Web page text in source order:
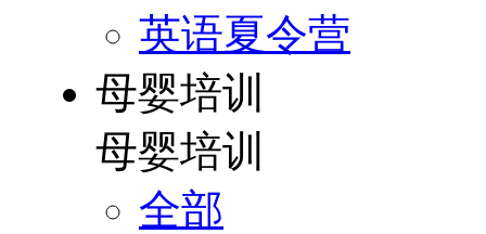
英语夏令营
母婴培训
母婴培训
全部